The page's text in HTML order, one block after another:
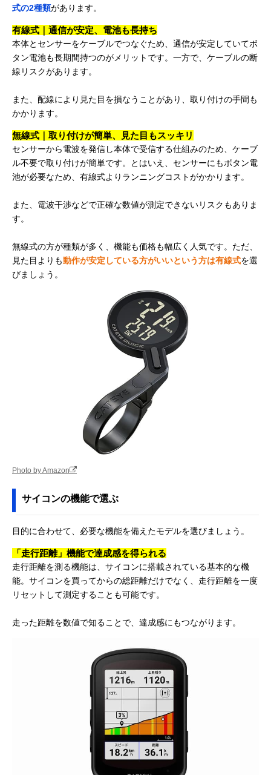
Amazonで見る
Bryton(ブライト
ン) Rider 17
スプレイで見やす
さ◎
Amazonで見る
CAT EYE(キャッ
RD500B
小型軽量＆
Amazonで見る
GARMIN(ガーミ
ン) Edge 130 Plus
軽量&コンパクト
なGPSサイコン
41×63×16mm
Amazonで見る
CAT EYE(キャッ
PADRONE + CC-
PA110W
ストップウォッチ
Amazonで見る
ン) Edge 530
いカラー画面でト
レーニングに◎
Amazonで見る
大60時間稼働
LEZYNE(レザイ
ン) MEGA XL GPS
縦横表示を選べる
大画面モニタ
Bryton(ブライト
安くナビを導入し
たい方におすすめ
式の2種類があります。
有線式｜通信が安定、電池も長持ち
本体とセンサーをケーブルでつなぐため、通信が安定していてボ
タン電池も長期間持つのがメリットです。一方で、ケーブルの断
線リスクがあります。
また、配線により見た目を損なうことがあり、取り付けの手間も
かかります。
無線式｜取り付けが簡単、見た目もスッキリ
センサーから電波を発信し本体で受信する仕組みのため、ケーブ
ル不要で取り付けが簡単です。とはいえ、センサーにもボタン電
池が必要なため、有線式よりランニングコストがかかります。
また、電波干渉などで正確な数値が測定できないリスクもありま
す。
無線式の方が種類が多く、機能も価格も幅広く人気です。ただ、
見た目よりも動作が安定している方がいいという方は有線式を選
びましょう。
Photo by Amazon
サイコンの機能で選ぶ
目的に合わせて、必要な機能を備えたモデルを選びましょう。
「走行距離」機能で達成感を得られる
走行距離を測る機能は、サイコンに搭載されている基本的な機
能。サイコンを買ってからの総距離だけでなく、走行距離を一度
リセットして測定することも可能です。
走った距離を数値で知ることで、達成感にもつながります。